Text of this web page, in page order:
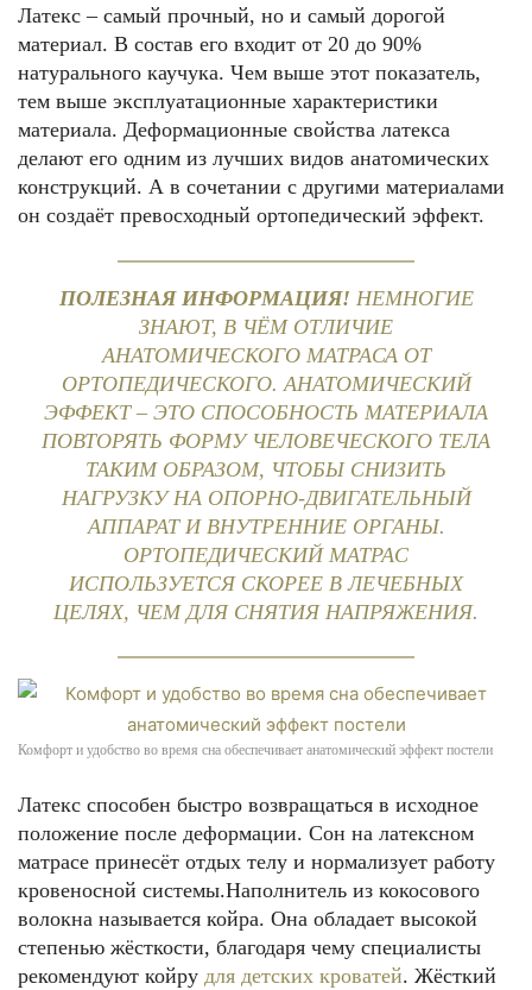
Латекс – самый прочный, но и самый дорогой
материал. В состав его входит от 20 до 90%
натурального каучука. Чем выше этот показатель,
тем выше эксплуатационные характеристики
материала. Деформационные свойства латекса
делают его одним из лучших видов анатомических
конструкций. А в сочетании с другими материалами
он создаёт превосходный ортопедический эффект.
ПОЛЕЗНАЯ ИНФОРМАЦИЯ! НЕМНОГИЕ
ЗНАЮТ, В ЧЁМ ОТЛИЧИЕ
АНАТОМИЧЕСКОГО МАТРАСА ОТ
ОРТОПЕДИЧЕСКОГО. АНАТОМИЧЕСКИЙ
ЭФФЕКТ – ЭТО СПОСОБНОСТЬ МАТЕРИАЛА
ПОВТОРЯТЬ ФОРМУ ЧЕЛОВЕЧЕСКОГО ТЕЛА
ТАКИМ ОБРАЗОМ, ЧТОБЫ СНИЗИТЬ
НАГРУЗКУ НА ОПОРНО-ДВИГАТЕЛЬНЫЙ
АППАРАТ И ВНУТРЕННИЕ ОРГАНЫ.
ОРТОПЕДИЧЕСКИЙ МАТРАС
ИСПОЛЬЗУЕТСЯ СКОРЕЕ В ЛЕЧЕБНЫХ
ЦЕЛЯХ, ЧЕМ ДЛЯ СНЯТИЯ НАПРЯЖЕНИЯ.
Комфорт и удобство во время сна обеспечивает анатомический эффект постели
Латекс способен быстро возвращаться в исходное
положение после деформации. Сон на латексном
матрасе принесёт отдых телу и нормализует работу
кровеносной системы.Наполнитель из кокосового
волокна называется койра. Она обладает высокой
степенью жёсткости, благодаря чему специалисты
рекомендуют койру для детских кроватей. Жёсткий